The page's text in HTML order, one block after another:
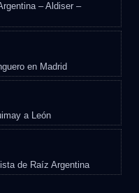
– Aldiser –
en Madrid
a León
de Raíz Argentina